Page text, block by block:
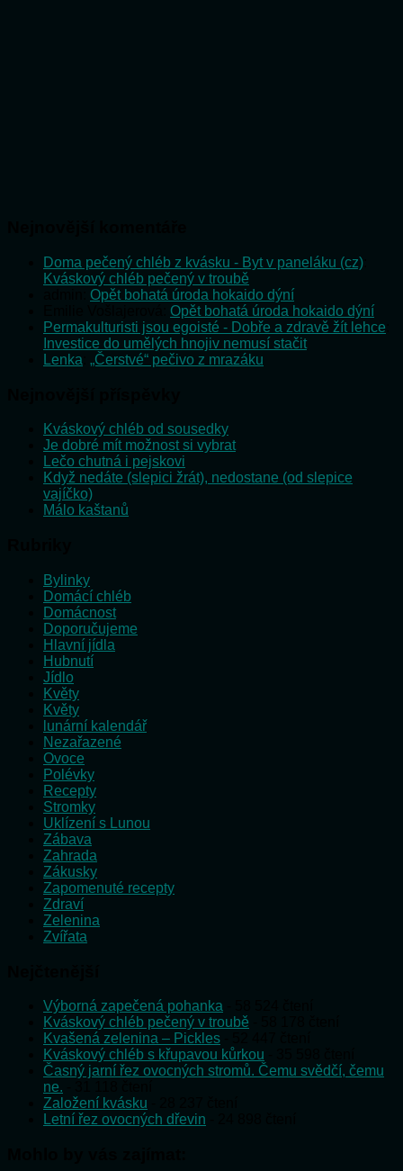
Doma pečený chléb z kvásku - Byt v paneláku (cz)
Kváskový chléb pečený v troubě
Opět bohatá úroda hokaido dýní
Opět bohatá úroda hokaido dýní
Permakulturisti jsou egoisté - Dobře a zdravě žít lehce
Investice do umělých hnojiv nemusí stačit
Lenka „Čerstvé“ pečivo z mrazáku
Kváskový chléb od sousedky
Je dobré mít možnost si vybrat
Lečo chutná i pejskovi
Když nedáte (slepici žrát), nedostane (od slepice
vajíčko)
Málo kaštanů
Bylinky
Domácí chléb
Domácnost
Doporučujeme
Hlavní jídla
Hubnutí
Jídlo
Květy
Květy
lunární kalendář
Nezařazené
Ovoce
Polévky
Recepty
Stromky
Uklízení s Lunou
Zábava
Zahrada
Zákusky
Zapomenuté recepty
Zdraví
Zelenina
Zvířata
Výborná zapečená pohanka
Kváskový chléb pečený v troubě
Kvašená zelenina – Pickles
Kváskový chléb s křupavou kůrkou
Časný jarní řez ovocných stromů. Čemu svědčí, čemu
ne.
Založení kvásku
Letní řez ovocných dřevin